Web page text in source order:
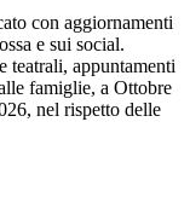
con aggiornamenti
e sui social.
teatrali, appuntamenti
famiglie, a Ottobre
nel rispetto delle